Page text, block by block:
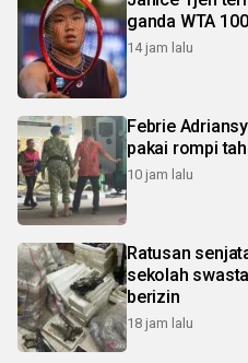
ganda WTA
14 jam lalu
Febrie
pakai rompi
10 jam lalu
Ratusan
sekolah
berizin
18 jam lalu